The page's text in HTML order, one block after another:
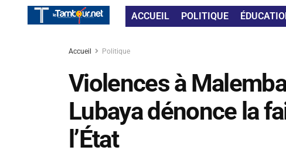
ACCUEIL POLITIQUE
Accueil Politique
Violences à
Lubaya dénonce la
l’État